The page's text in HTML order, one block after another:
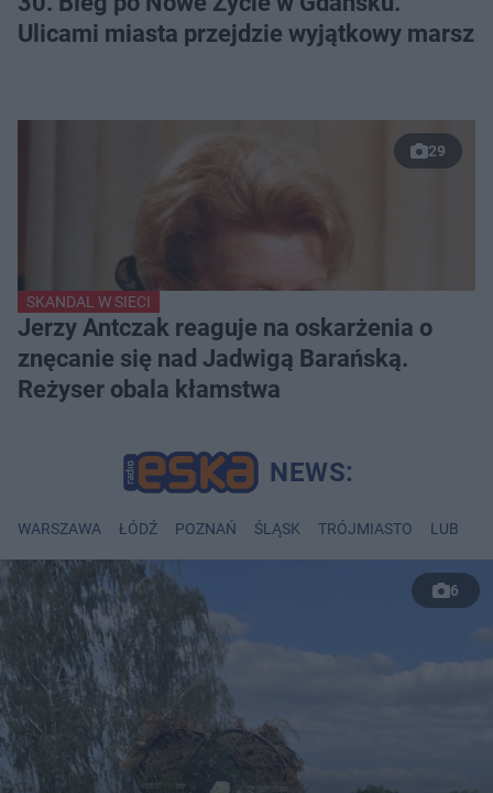
Ulicami miasta przejdzie wyjątkowy marsz
29
SKANDAL W SIECI
Jerzy Antczak reaguje na oskarżenia o
znęcanie się nad Jadwigą Barańską.
Reżyser obala kłamstwa
WARSZAWA ŁÓDŹ POZNAŃ ŚLĄSK TRÓJMIASTO LUBLIN
6